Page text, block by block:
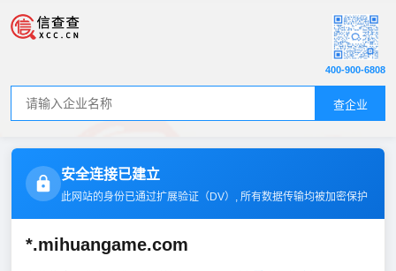
查企业
400-900-6808
安全连接已建立
此网站的身份已通过扩展验证（DV）, 所有数据传输均被加密保护
*.mihuangame.com